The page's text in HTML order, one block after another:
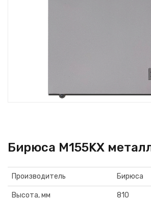
Бирюса М155KX
Производитель Бирюса
Высота, мм 810